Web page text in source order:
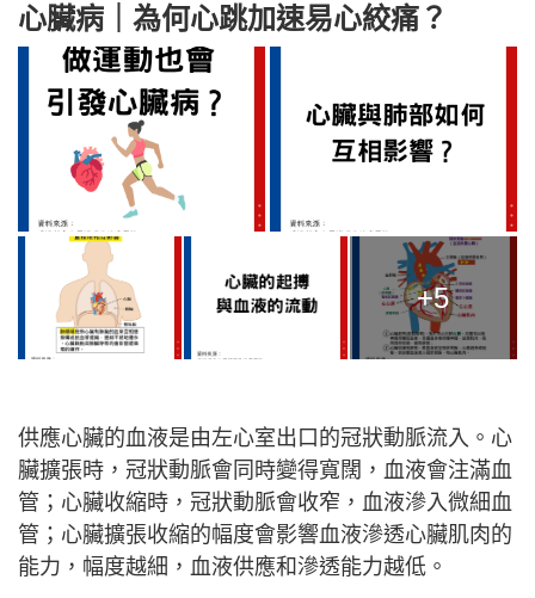
心臟病｜為何心跳加速易心絞痛？
+5
供應心臟的血液是由左心室出口的冠狀動脈流入。心
臟擴張時，冠狀動脈會同時變得寬闊，血液會注滿血
管；心臟收縮時，冠狀動脈會收窄，血液滲入微細血
管；心臟擴張收縮的幅度會影響血液滲透心臟肌肉的
能力，幅度越細，血液供應和滲透能力越低。